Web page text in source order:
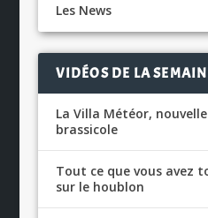
Les News
VIDÉOS DE LA
La Villa Météor,
brassicole
Tout ce que vous avez
sur le houblon